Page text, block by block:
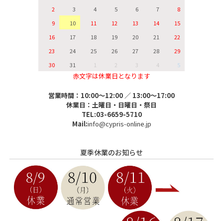
2
3 4 5 6 7
8
9
10 11 12 13 14
15
16
17 18 19 20 21
22
23
24 25 26 27 28
29
30
31 1 2 3 4 5
赤文字は休業日となります
営業時間：10:00～12:00 ／ 13:00～17:00
休業日：土曜日・日曜日・祭日
TEL:03-6659-5710
Mail:info@cypris-online.jp
夏季休業のお知らせ